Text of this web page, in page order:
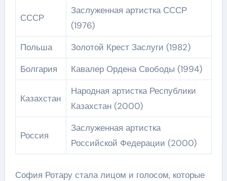
СССР
Заслуженная артистка СССР
(1976)
Польша
Золотой Крест Заслуги (1982)
Болгария
Кавалер Ордена Свободы (1994)
Казахстан
Народная артистка Республики
Казахстан (2000)
Россия
Заслуженная артистка
Российской Федерации (2000)
София Ротару стала лицом и голосом, которые